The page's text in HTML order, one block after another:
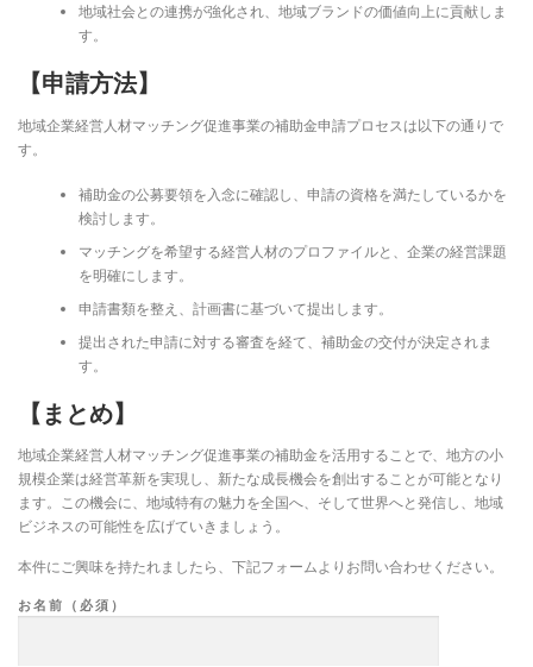
地域社会との連携が強化され、地域ブランドの価値向上に貢献しま
す。
【申請方法】
地域企業経営人材マッチング促進事業の補助金申請プロセスは以下の通りで
す。
補助金の公募要領を入念に確認し、申請の資格を満たしているかを
検討します。
マッチングを希望する経営人材のプロファイルと、企業の経営課題
を明確にします。
申請書類を整え、計画書に基づいて提出します。
提出された申請に対する審査を経て、補助金の交付が決定されま
す。
【まとめ】
地域企業経営人材マッチング促進事業の補助金を活用することで、地方の小
規模企業は経営革新を実現し、新たな成長機会を創出することが可能となり
ます。この機会に、地域特有の魅力を全国へ、そして世界へと発信し、地域
ビジネスの可能性を広げていきましょう。
本件にご興味を持たれましたら、下記フォームよりお問い合わせください。
お名前（必須）